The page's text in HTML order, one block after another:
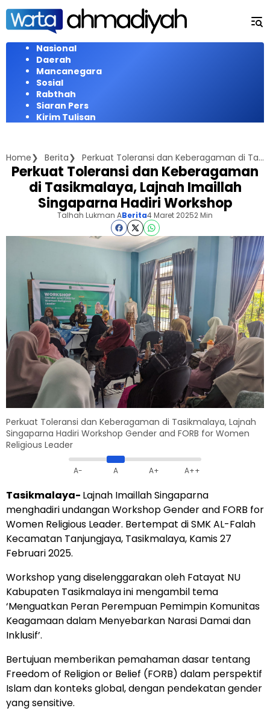
Langsung
konten
Nasional
Daerah
Mancanegara
Sosial
Rabthah
Siaran Pers
Kirim Tulisan
Home Berita Perkuat Toleransi dan Keberagaman di Tasikmalaya, Lajnah Imaillah Singaparna Hadiri Workshop
Perkuat Toleransi dan Keberagaman
di Tasikmalaya, Lajnah Imaillah
Singaparna Hadiri Workshop
Talhah Lukman ABerita4 Maret 20252 Min
Perkuat Toleransi dan Keberagaman di Tasikmalaya, Lajnah
Singaparna Hadiri Workshop Gender and FORB for Women
Religious Leader
A- A A+ A++
Tasikmalaya- Lajnah Imaillah Singaparna
menghadiri undangan Workshop Gender and FORB for
Women Religious Leader. Bertempat di SMK AL-Falah
Kecamatan Tanjungjaya, Tasikmalaya, Kamis 27
Februari 2025.
Workshop yang diselenggarakan oleh Fatayat NU
Kabupaten Tasikmalaya ini mengambil tema
‘Menguatkan Peran Perempuan Pemimpin Komunitas
Keagamaan dalam Menyebarkan Narasi Damai dan
Inklusif’.
Bertujuan memberikan pemahaman dasar tentang
Freedom of Religion or Belief (FORB) dalam perspektif
Islam dan konteks global, dengan pendekatan gender
yang sensitive.